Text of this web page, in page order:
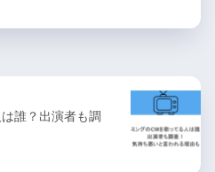
誰？出演者も調